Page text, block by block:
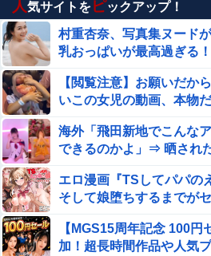
【衝撃】ハンターハンター、とん
る。クルタ族の虐殺犯人がツェリ
【画像】避難飯、レベチｗｗｗｗ
特定外来カミキリムシに1匹300円
初日に1170匹持ち込まれる
【閲覧注意】お願いだからフェイ
児の動画、本物だった…
【動画】 地下アイドルさん、売れ
ゃいけないと判明…………………
人気サイトを ピックアップ！
村重杏奈、写真集ヌード
乳おっぱいが最高過ぎる！
【閲覧注意】お願いだか
いこの女児の動画、本物
海外「飛田新地でこんな
できるのかよ」⇒ 晒され
エロ漫画『TSしてパパの
そして娘堕ちするまでが
【MGS15周年記念 100
加！超長時間作品や人気